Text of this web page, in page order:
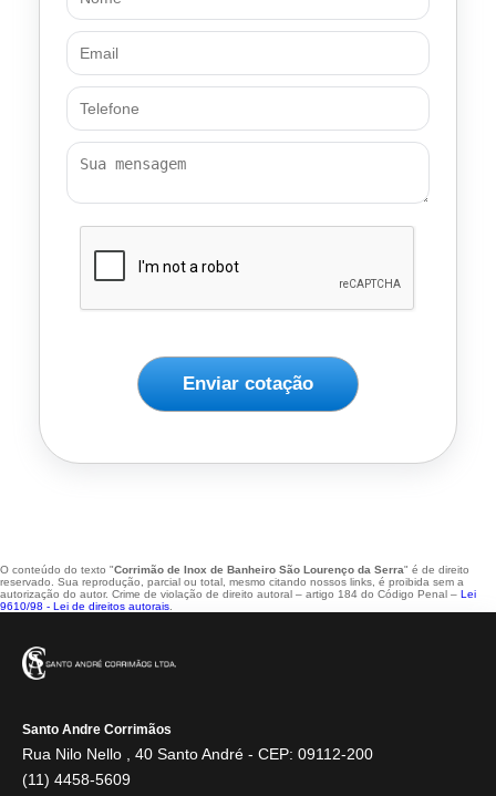
Enviar cotação
O conteúdo do texto "Corrimão de Inox de Banheiro São Lourenço da Serra" é de direito
reservado. Sua reprodução, parcial ou total, mesmo citando nossos links, é proibida sem a
autorização do autor. Crime de violação de direito autoral – artigo 184 do Código Penal – Lei
9610/98 - Lei de direitos autorais
Santo Andre Corrimãos
Rua Nilo Nello , 40 Santo André - CEP: 09112-200
(11) 4458-5609